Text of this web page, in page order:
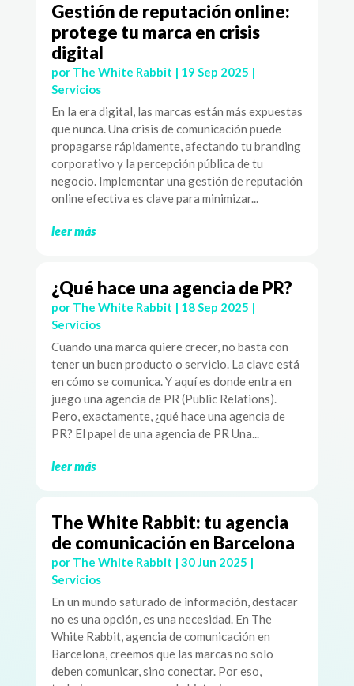
Gestión de reputación online:
protege tu marca en crisis
digital
por The White Rabbit | 19 Sep 2025 |
Servicios
En la era digital, las marcas están más expuestas
que nunca. Una crisis de comunicación puede
propagarse rápidamente, afectando tu branding
corporativo y la percepción pública de tu
negocio. Implementar una gestión de reputación
online efectiva es clave para minimizar...
leer más
¿Qué hace una agencia de PR?
por The White Rabbit | 18 Sep 2025 |
Servicios
Cuando una marca quiere crecer, no basta con
tener un buen producto o servicio. La clave está
en cómo se comunica. Y aquí es donde entra en
juego una agencia de PR (Public Relations).
Pero, exactamente, ¿qué hace una agencia de
PR? El papel de una agencia de PR Una...
leer más
The White Rabbit: tu agencia
de comunicación en Barcelona
por The White Rabbit | 30 Jun 2025 |
Servicios
En un mundo saturado de información, destacar
no es una opción, es una necesidad. En The
White Rabbit, agencia de comunicación en
Barcelona, creemos que las marcas no solo
deben comunicar, sino conectar. Por eso,